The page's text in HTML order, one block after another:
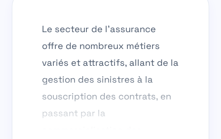
Le secteur de l’assurance
offre de nombreux métiers
variés et attractifs, allant de la
gestion des sinistres à la
souscription des contrats, en
passant par la